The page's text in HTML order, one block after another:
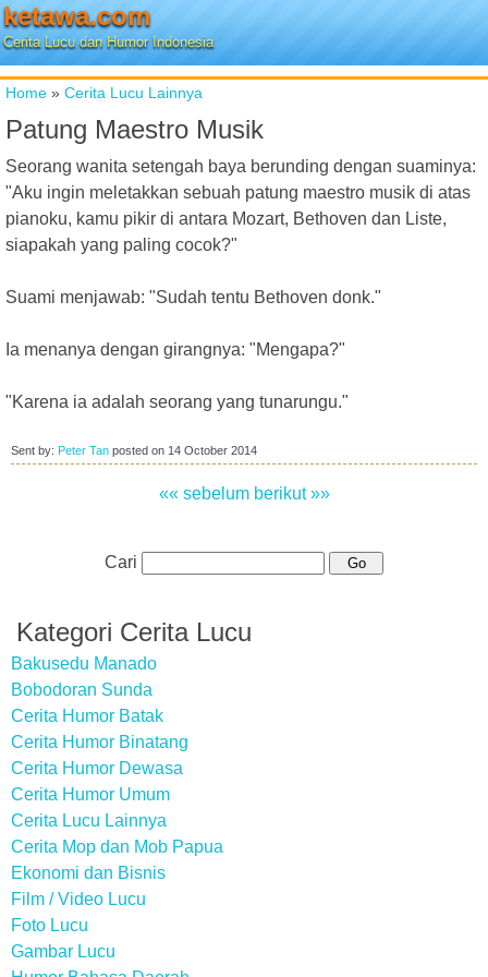
ketawa.com
Cerita Lucu dan Humor Indonesia
Home » Cerita Lucu Lainnya
Patung Maestro Musik
Seorang wanita setengah baya berunding dengan suaminya:
"Aku ingin meletakkan sebuah patung maestro musik di atas
pianoku, kamu pikir di antara Mozart, Bethoven dan Liste,
siapakah yang paling cocok?"
Suami menjawab: "Sudah tentu Bethoven donk."
Ia menanya dengan girangnya: "Mengapa?"
"Karena ia adalah seorang yang tunarungu."
Sent by: Peter Tan posted on 14 October 2014
«« sebelum berikut »»
Cari
Kategori Cerita Lucu
Bakusedu Manado
Bobodoran Sunda
Cerita Humor Batak
Cerita Humor Binatang
Cerita Humor Dewasa
Cerita Humor Umum
Cerita Lucu Lainnya
Cerita Mop dan Mob Papua
Ekonomi dan Bisnis
Film / Video Lucu
Foto Lucu
Gambar Lucu